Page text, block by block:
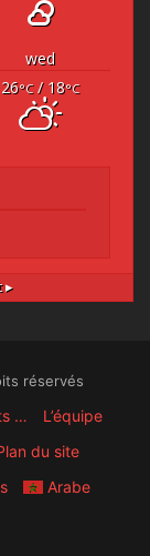
wed
26°C/ 18°C
▸
réservés
…
L’équipe
du site
Arabe